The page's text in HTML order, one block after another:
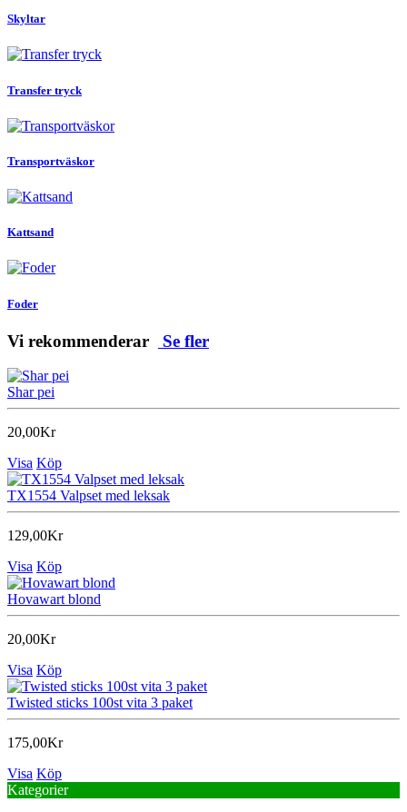
Skyltar
Transfer tryck
Transportväskor
Kattsand
Foder
Vi rekommenderar Se fler
Shar pei
20,00Kr
Visa Köp
TX1554 Valpset med leksak
129,00Kr
Visa Köp
Hovawart blond
20,00Kr
Visa Köp
Twisted sticks 100st vita 3 paket
175,00Kr
Visa Köp
Kategorier